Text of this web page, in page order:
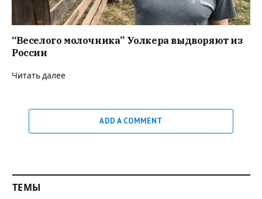
“Веселого молочника” Уолкера выдворяют из
России
Читать далее
ADD A COMMENT
ТЕМЫ